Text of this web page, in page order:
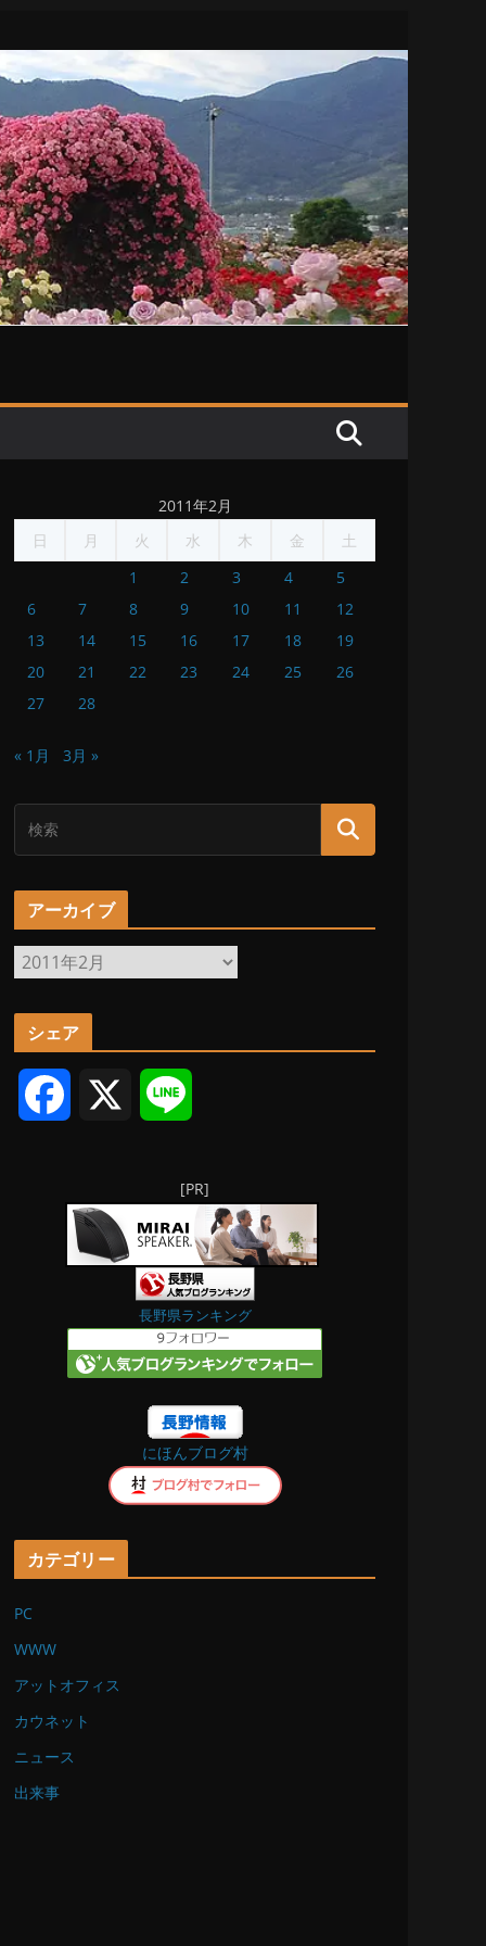
2011年2月
日
月 火 水 木 金
土
1
2 3 4
5
6
7 8 9 10 11
12
13
14 15 16 17 18
19
20
21 22 23 24 25
26
27
28
« 1月 3月 »
アーカイブ
ア
ー
カ
ブ
シェア
c
e
o
n
e
[PR]
長野県ランキング
にほんブログ村
カテゴリー
PC
WWW
アットオフィス
カウネット
ニュース
出来事